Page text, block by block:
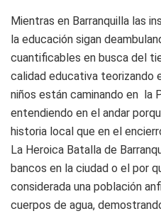
Mientras en Barranquilla las
la educación sigan
cuantificables en busca del
calidad educativa teorizando
niños están caminando en la
entendiendo en el andar
historia local que en el
La Heroica Batalla de
bancos en la ciudad o el por
considerada una población
cuerpos de agua,